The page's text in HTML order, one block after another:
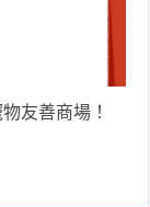
友善商場！